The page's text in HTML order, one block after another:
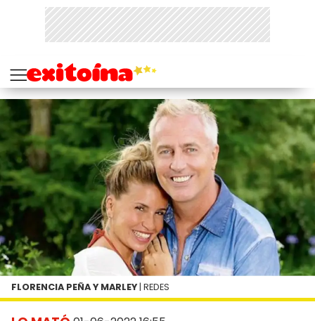
FLORENCIA PEÑA Y MARLEY| REDES